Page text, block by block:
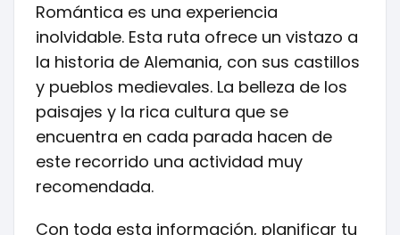
Romántica es una experiencia
inolvidable. Esta ruta ofrece un vistazo a
la historia de Alemania, con sus castillos
y pueblos medievales. La belleza de los
paisajes y la rica cultura que se
encuentra en cada parada hacen de
este recorrido una actividad muy
recomendada.
Con toda esta información, planificar tu